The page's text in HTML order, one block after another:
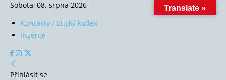
Sobota, 08. srpna 2026
Kontakty / Etický kodex
Inzerce
Přihlásit se
Translate »